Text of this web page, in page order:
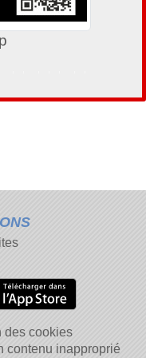
des cookies
contenu inapproprié